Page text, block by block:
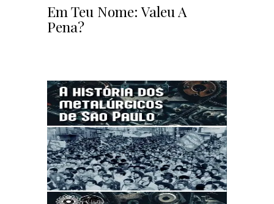
Em Teu Nome: Valeu A
Pena?